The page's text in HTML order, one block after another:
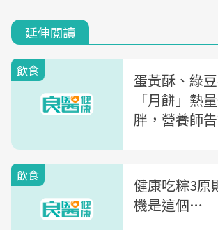
延伸閱讀
飲食
蛋黃酥、綠
「月餅」熱
胖，營養師
飲食
健康吃粽3原
機是這個…